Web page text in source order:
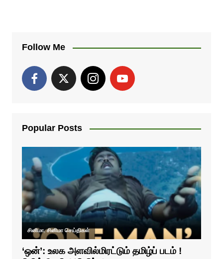
Follow Me
Popular Posts